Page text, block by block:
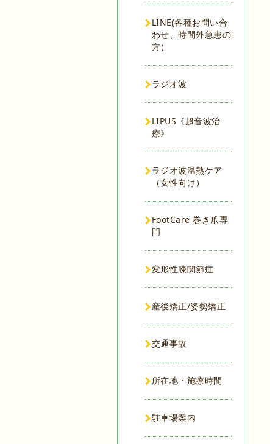
LINE(各種お問い合
わせ、時間外急患の
方）
ラジオ波
LIPUS《超音波治
療》
ラジオ波温熱ケア
（女性向け）
FootCare 巻き爪専
門
変形性膝関節症
産後矯正/姿勢矯正
交通事故
所在地・施療時間
駐車場案内